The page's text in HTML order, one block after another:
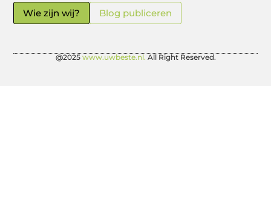
Wie zijn wij? Blog publiceren
@2025 www.uwbeste.nl. All Right Reserved.